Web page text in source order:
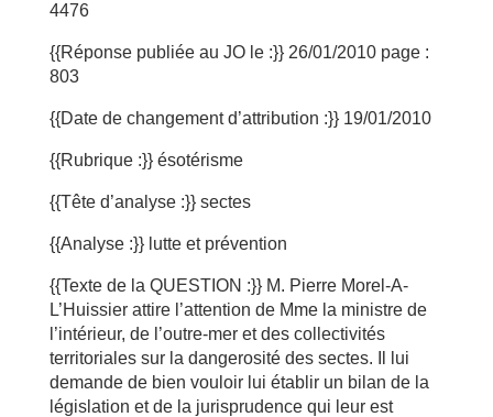
4476
{{Réponse publiée au JO le :}} 26/01/2010 page :
803
{{Date de changement d’attribution :}} 19/01/2010
{{Rubrique :}} ésotérisme
{{Tête d’analyse :}} sectes
{{Analyse :}} lutte et prévention
{{Texte de la QUESTION :}} M. Pierre Morel-A-
L’Huissier attire l’attention de Mme la ministre de
l’intérieur, de l’outre-mer et des collectivités
territoriales sur la dangerosité des sectes. Il lui
demande de bien vouloir lui établir un bilan de la
législation et de la jurisprudence qui leur est